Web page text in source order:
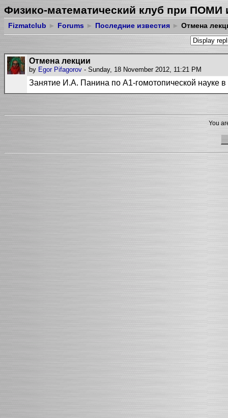
Физико-математический клуб при ПОМИ
Fizmatclub ► Forums ► Последние известия ► Отмена
Отмена лекции
by Egor Pifagorov - Sunday, 18 November 2012, 11:21 PM
Занятие И.А. Панина по A1-гомотопической науке
You